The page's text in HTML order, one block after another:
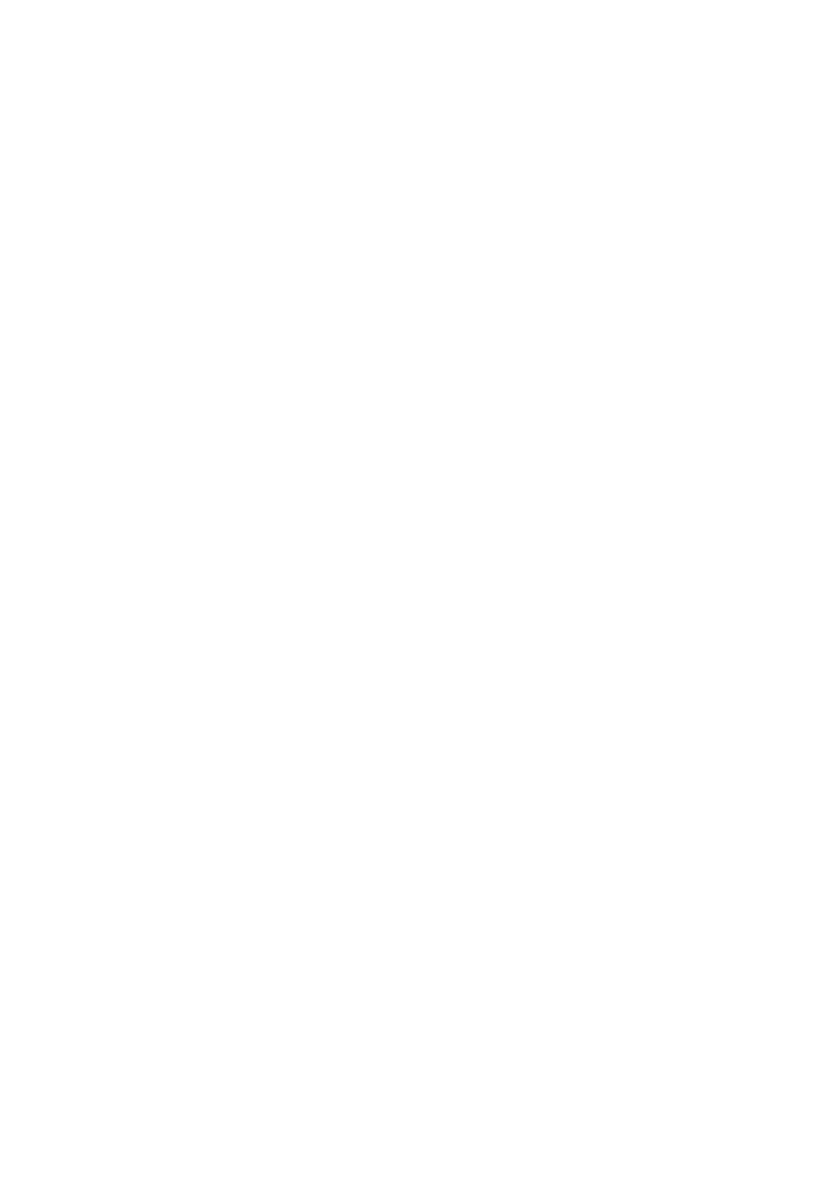
haine, incaltaminte, coafuri, tunsori, desene de colorat, poze cu modele de manichiuri!❤️
incaltaminte, coafuri, tunsori, desene de colorat, poze cu modele de manichiuri!❤️